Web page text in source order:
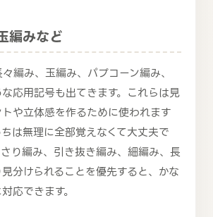
編みなど
編み、玉編み、パプコーン編み、
応用記号も出てきます。これらは見
や立体感を作るために使われます
は無理に全部覚えなくて大丈夫で
り編み、引き抜き編み、細編み、長
分けられることを優先すると、かな
応できます。